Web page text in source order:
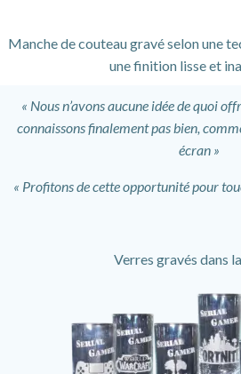
Manche de couteau gravé selon une
une finition lisse et
« Nous n’avons aucune idée de quoi
connaissons finalement pas bien,
écran »
« Profitons de cette opportunité pour
Verres gravés dans